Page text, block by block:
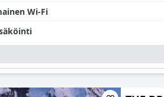
Wi-Fi